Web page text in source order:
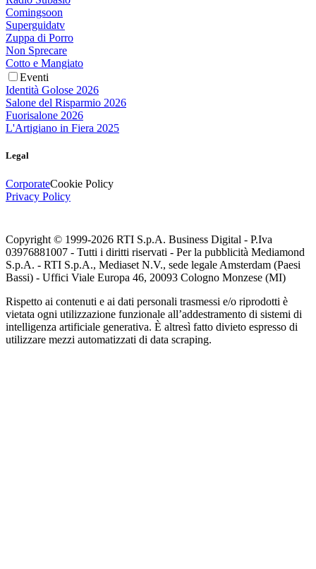
Comingsoon
Superguidatv
Zuppa di Porro
Non Sprecare
Cotto e Mangiato
Eventi
Identità Golose 2026
Salone del Risparmio 2026
Fuorisalone 2026
L'Artigiano in Fiera 2025
Legal
CorporateCookie Policy
Privacy Policy
Copyright © 1999-2026 RTI S.p.A. Business Digital - P.Iva
03976881007 - Tutti i diritti riservati - Per la pubblicità Mediamond
S.p.A. - RTI S.p.A., Mediaset N.V., sede legale Amsterdam (Paesi
Bassi) - Uffici Viale Europa 46, 20093 Cologno Monzese (MI)
Rispetto ai contenuti e ai dati personali trasmessi e/o riprodotti è
vietata ogni utilizzazione funzionale all’addestramento di sistemi di
intelligenza artificiale generativa. È altresì fatto divieto espresso di
utilizzare mezzi automatizzati di data scraping.